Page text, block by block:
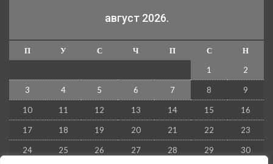
август 2026.
П У С Ч П С
Н
1
2
3 4 5 6 7 8 9
10 11 12 13 14 15 16
17 18 19 20 21 22 23
24 25 26 27 28 29 30